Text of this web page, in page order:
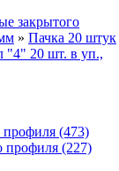
закрытого
» Пачка 20 штук
"4" 20 шт. в уп.,
профиля (473)
профиля (227)